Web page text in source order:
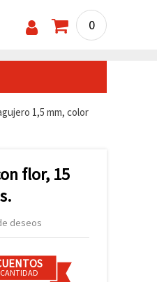
0
1,5 mm, color
flor, 15
deseos
CANTIDAD